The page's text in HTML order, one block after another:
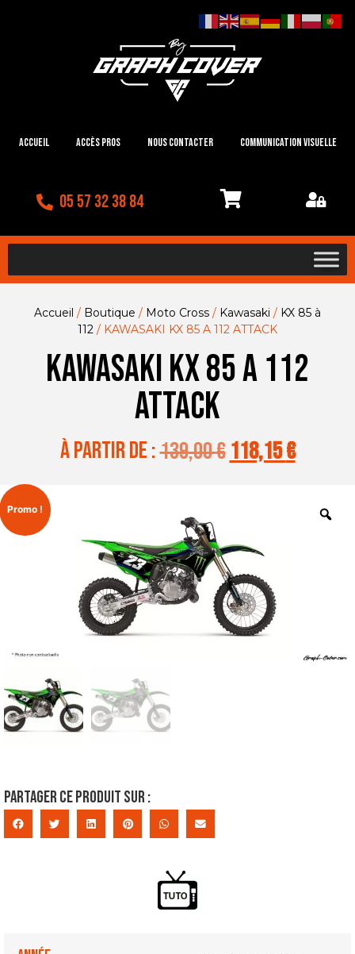
Accueil Accès Pros Nous contacter Communication visuelle
05 57 32 38 84
Accueil / Boutique / Moto Cross / Kawasaki / KX 85 à
112 / KAWASAKI KX 85 A 112 ATTACK
KAWASAKI KX 85 A 112
ATTACK
à partir de :139,00€ 118,15€
Promo !
Partager ce produit sur :